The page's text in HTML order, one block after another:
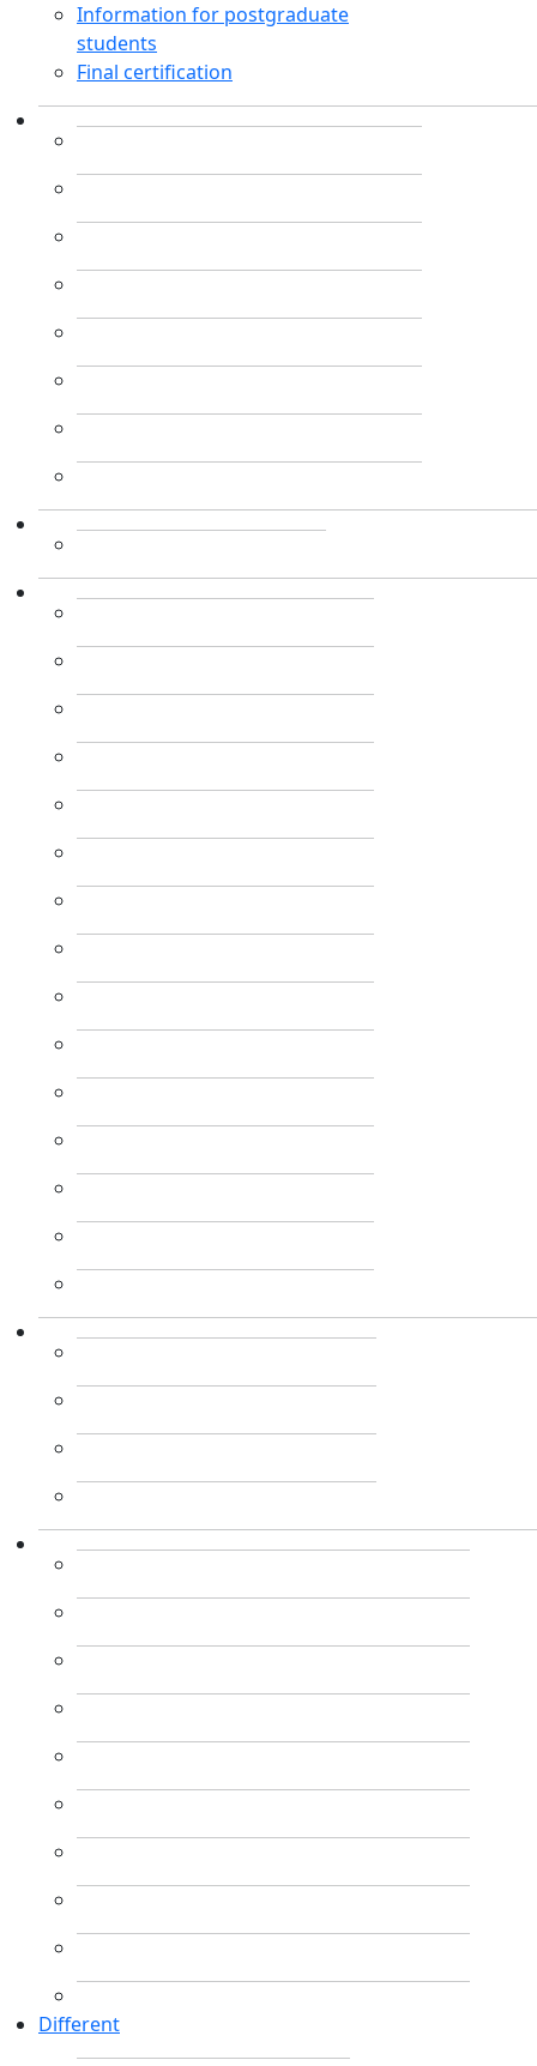
Information for postgraduate
students
Final certification
Different